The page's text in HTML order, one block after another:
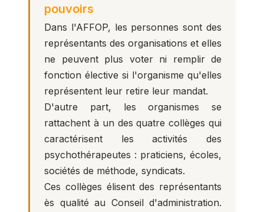
pouvoirs
Dans l'AFFOP, les personnes sont des
représentants des organisations et elles
ne peuvent plus voter ni remplir de
fonction élective si l'organisme qu'elles
représentent leur retire leur mandat.
D'autre part, les organismes se
rattachent à un des quatre collèges qui
caractérisent les activités des
psychothérapeutes : praticiens, écoles,
sociétés de méthode, syndicats.
Ces collèges élisent des représentants
ès qualité au Conseil d'administration.